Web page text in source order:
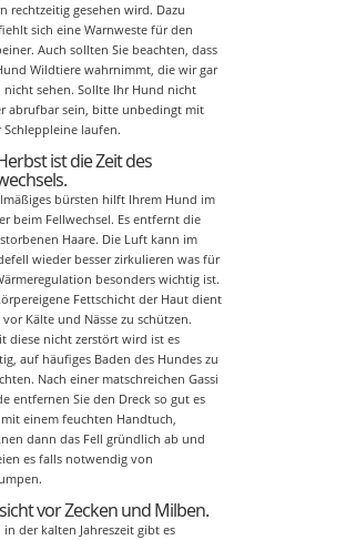
rechtzeitig gesehen wird. Dazu
sich eine Warnweste für den
Auch sollten Sie beachten, dass
Wildtiere wahrnimmt, die wir gar
nicht sehen. Sollte Ihr Hund nicht
abrufbar sein, bitte unbedingt mit
Schleppleine laufen.
ist die Zeit des
bürsten hilft Ihrem Hund im
beim Fellwechsel. Es entfernt die
Haare. Die Luft kann im
wieder besser zirkulieren was für
besonders wichtig ist.
Fettschicht der Haut dient
vor Kälte und Nässe zu schützen.
diese nicht zerstört wird ist es
auf häufiges Baden des Hundes zu
Nach einer matschreichen Gassi
entfernen Sie den Dreck so gut es
einem feuchten Handtuch,
dann das Fell gründlich ab und
es falls notwendig von
vor Zecken und Milben.
in der kalten Jahreszeit gibt es